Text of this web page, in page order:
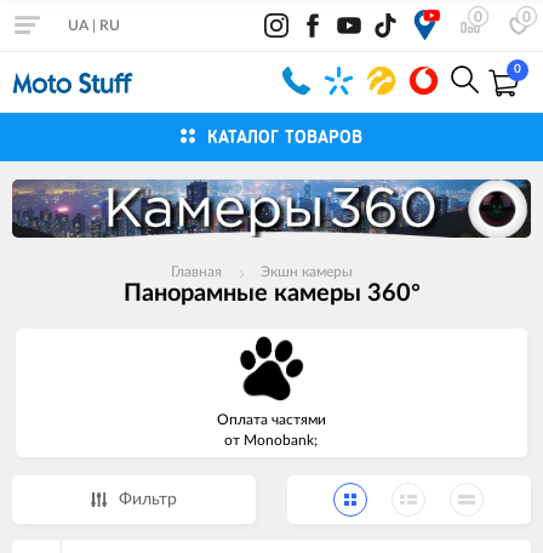
0 0
UA RU
0
КАТАЛОГ ТОВАРОВ
Главная Экшн камеры
Панорамные камеры 360°
Оплата частями
от Monobank;
Фильтр